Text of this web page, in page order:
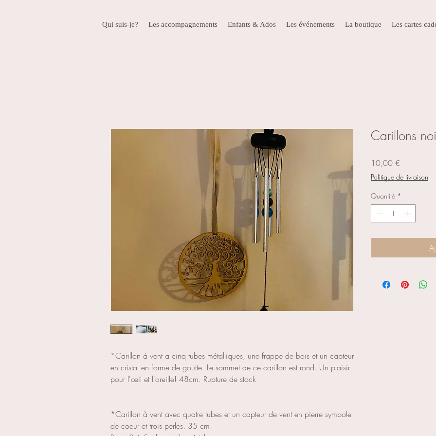
Qui suis-je? Les accompagnements Enfants & Ados Les événements La boutique Les cartes
*Carillon à vent a cinq tubes métalliques, une frappe de bois et un capteur
en cristal en forme de goutte. Le sommet de ce carillon est rond. Un plaisir
pour l'œil et l'oreille! 48cm. Rupture de stock
*Carillon à vent avec quatre tubes et un capteur de vent en pierre symbole
de coeur et trois perles. 35 cm.
Carillons
10,00 €
Politique de livraison
Quantité *